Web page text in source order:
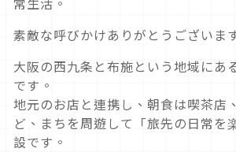
素敵な呼びかけありがとうございま
大阪の西九条と布施という地域にあ
です。
地元のお店と連携し、朝食は喫茶店
ど、まちを周遊して「旅先の日常を
設です。